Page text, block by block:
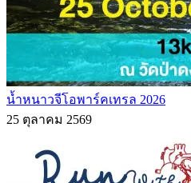
น้ำหนาวจีโอพาร์คเทรล 2026
25 ตุลาคม 2569